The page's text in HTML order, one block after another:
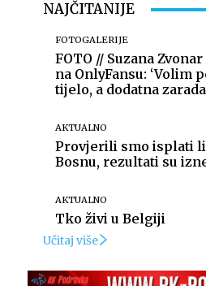
NAJČITANIJE
FOTOGALERIJE
FOTO // Suzana
na OnlyFansu: ‘Volim
tijelo, a dodatna
AKTUALNO
Provjerili smo isplati
Bosnu, rezultati su
AKTUALNO
Tko živi u Belgiji
Učitaj više